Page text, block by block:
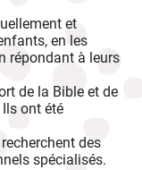
et
en les
répondant à leurs
de la Bible et de
ont été
des
spécialisés.